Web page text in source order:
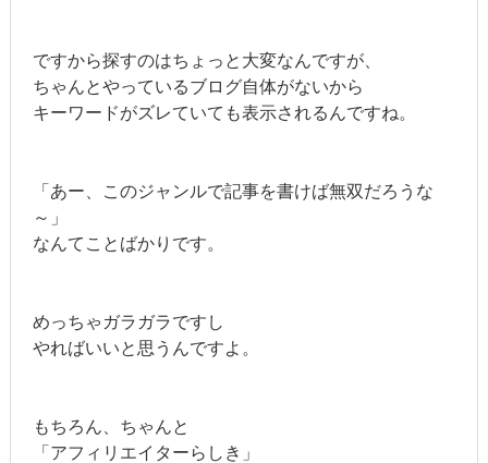
ですから探すのはちょっと大変なんですが、
ちゃんとやっているブログ自体がないから
キーワードがズレていても表示されるんですね。
「あー、このジャンルで記事を書けば無双だろうな
～」
なんてことばかりです。
めっちゃガラガラですし
やればいいと思うんですよ。
もちろん、ちゃんと
「アフィリエイターらしき」